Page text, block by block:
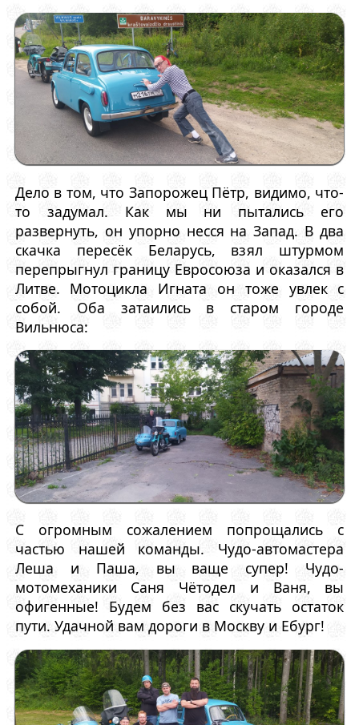
Дело в том, что Запорожец Пётр, видимо, что-
то задумал. Как мы ни пытались его
развернуть, он упорно несся на Запад. В два
скачка пересёк Беларусь, взял штурмом
перепрыгнул границу Евросоюза и оказался в
Литве. Мотоцикла Игната он тоже увлек с
собой. Оба затаились в старом городе
Вильнюса:
С огромным сожалением попрощались с
частью нашей команды. Чудо-автомастера
Леша и Паша, вы ваще супер! Чудо-
мотомеханики Саня Чётодел и Ваня, вы
офигенные! Будем без вас скучать остаток
пути. Удачной вам дороги в Москву и Ебург!